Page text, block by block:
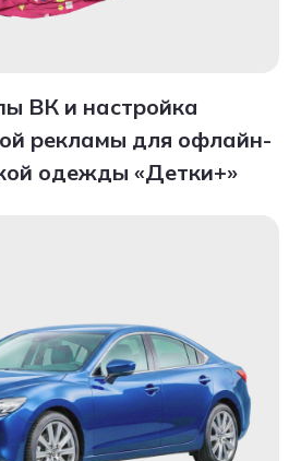
ВК и настройка
рекламы для офлайн-
одежды «Детки+»